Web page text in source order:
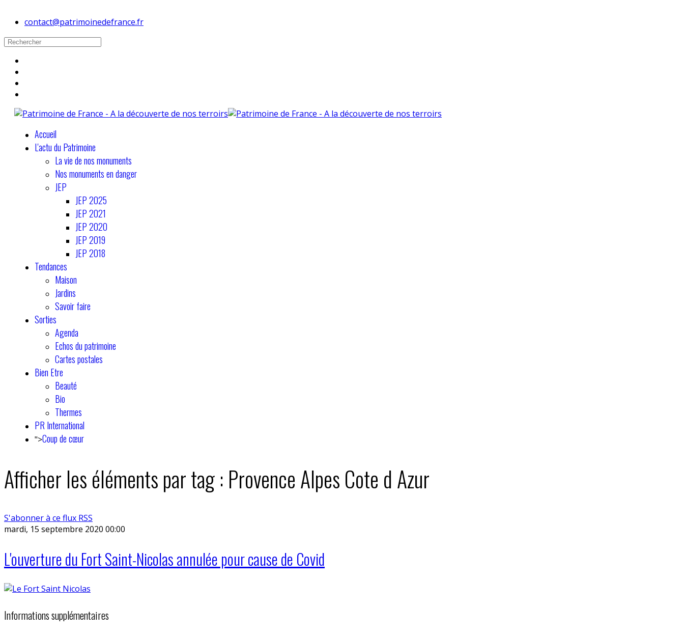
contact@patrimoinedefrance.fr
Accueil
L'actu du Patrimoine
La vie de nos monuments
Nos monuments en danger
JEP
JEP 2025
JEP 2021
JEP 2020
JEP 2019
JEP 2018
Tendances
Maison
Jardins
Savoir faire
Sorties
Agenda
Echos du patrimoine
Cartes postales
Bien Etre
Beauté
Bio
Thermes
PR International
">Coup de cœur
Afficher les éléments par tag : Provence Alpes Cote d Azur
S'abonner à ce flux RSS
mardi, 15 septembre 2020 00:00
L'ouverture du Fort Saint-Nicolas annulée pour cause de Covid
Informations supplémentaires